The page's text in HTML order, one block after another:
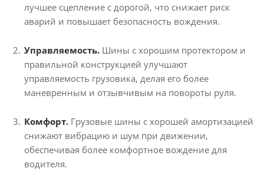
лучшее сцепление с дорогой, что снижает риск
аварий и повышает безопасность вождения.
Управляемость. Шины с хорошим протектором и
правильной конструкцией улучшают
управляемость грузовика, делая его более
маневренным и отзывчивым на повороты руля.
Комфорт. Грузовые шины с хорошей амортизацией
снижают вибрацию и шум при движении,
обеспечивая более комфортное вождение для
водителя.